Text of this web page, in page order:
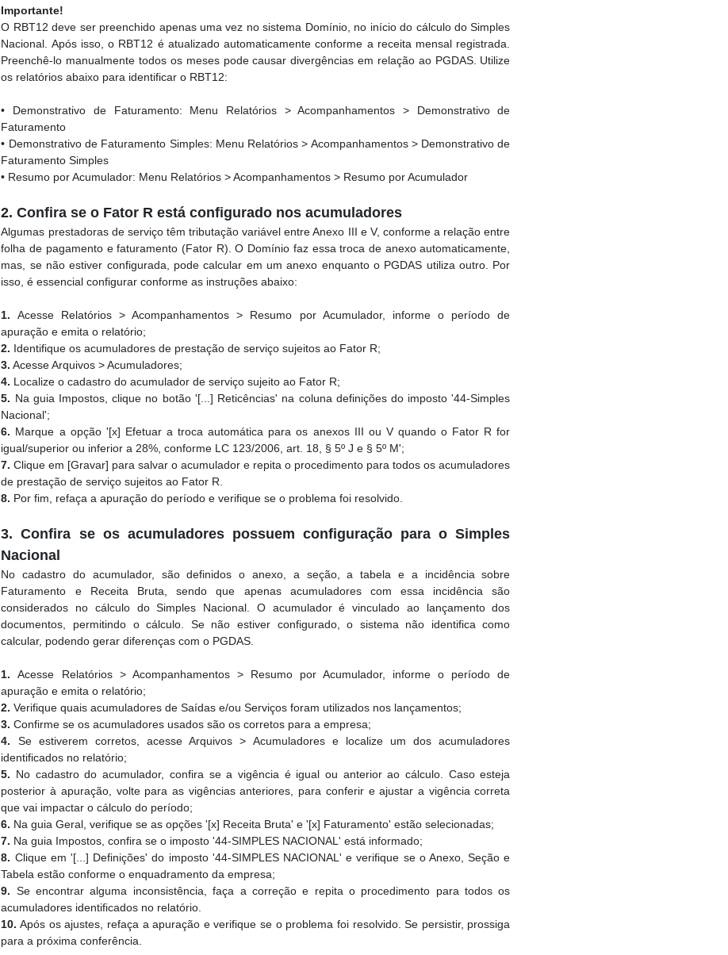
Importante!
O RBT12 deve ser preenchido apenas uma vez no sistema Domínio, no início do cálculo do Simples
Nacional. Após isso, o RBT12 é atualizado automaticamente conforme a receita mensal registrada.
Preenchê-lo manualmente todos os meses pode causar divergências em relação ao PGDAS. Utilize
os relatórios abaixo para identificar o RBT12:
• Demonstrativo de Faturamento: Menu Relatórios > Acompanhamentos > Demonstrativo de
Faturamento
• Demonstrativo de Faturamento Simples: Menu Relatórios > Acompanhamentos > Demonstrativo de
Faturamento Simples
• Resumo por Acumulador: Menu Relatórios > Acompanhamentos > Resumo por Acumulador
2. Confira se o Fator R está configurado nos acumuladores
Algumas prestadoras de serviço têm tributação variável entre Anexo III e V, conforme a relação entre
folha de pagamento e faturamento (Fator R). O Domínio faz essa troca de anexo automaticamente,
mas, se não estiver configurada, pode calcular em um anexo enquanto o PGDAS utiliza outro. Por
isso, é essencial configurar conforme as instruções abaixo:
1. Acesse Relatórios > Acompanhamentos > Resumo por Acumulador, informe o período de
apuração e emita o relatório;
2. Identifique os acumuladores de prestação de serviço sujeitos ao Fator R;
3. Acesse Arquivos > Acumuladores;
4. Localize o cadastro do acumulador de serviço sujeito ao Fator R;
5. Na guia Impostos, clique no botão '[...] Reticências' na coluna definições do imposto '44-Simples
Nacional';
6. Marque a opção '[x] Efetuar a troca automática para os anexos III ou V quando o Fator R for
igual/superior ou inferior a 28%, conforme LC 123/2006, art. 18, § 5º J e § 5º M';
7. Clique em [Gravar] para salvar o acumulador e repita o procedimento para todos os acumuladores
de prestação de serviço sujeitos ao Fator R.
8. Por fim, refaça a apuração do período e verifique se o problema foi resolvido.
3. Confira se os acumuladores possuem configuração para o Simples
Nacional
No cadastro do acumulador, são definidos o anexo, a seção, a tabela e a incidência sobre
Faturamento e Receita Bruta, sendo que apenas acumuladores com essa incidência são
considerados no cálculo do Simples Nacional. O acumulador é vinculado ao lançamento dos
documentos, permitindo o cálculo. Se não estiver configurado, o sistema não identifica como
calcular, podendo gerar diferenças com o PGDAS.
1. Acesse Relatórios > Acompanhamentos > Resumo por Acumulador, informe o período de
apuração e emita o relatório;
2. Verifique quais acumuladores de Saídas e/ou Serviços foram utilizados nos lançamentos;
3. Confirme se os acumuladores usados são os corretos para a empresa;
4. Se estiverem corretos, acesse Arquivos > Acumuladores e localize um dos acumuladores
identificados no relatório;
5. No cadastro do acumulador, confira se a vigência é igual ou anterior ao cálculo. Caso esteja
posterior à apuração, volte para as vigências anteriores, para conferir e ajustar a vigência correta
que vai impactar o cálculo do período;
6. Na guia Geral, verifique se as opções '[x] Receita Bruta' e '[x] Faturamento' estão selecionadas;
7. Na guia Impostos, confira se o imposto '44-SIMPLES NACIONAL' está informado;
8. Clique em '[...] Definições' do imposto '44-SIMPLES NACIONAL' e verifique se o Anexo, Seção e
Tabela estão conforme o enquadramento da empresa;
9. Se encontrar alguma inconsistência, faça a correção e repita o procedimento para todos os
acumuladores identificados no relatório.
10. Após os ajustes, refaça a apuração e verifique se o problema foi resolvido. Se persistir, prossiga
para a próxima conferência.